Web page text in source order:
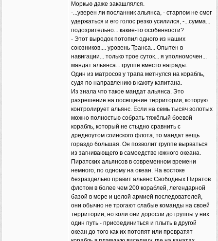
Моркью даже закашлялся.
-...уверен ли посланник альянса, - старпом не смог
удержаться и его голос резко усилился, -...сумма...
подозрительно... какие-то особенности?
- Этот выродок потопил одного из наших
союзников.... уровень Транса... Опытен в
навигации... только трое суток... я уполномочен...
мандат альянса... группе вместо награды.
Один из матросов у трапа метнулся на корабль,
судя по направлению в каюту капитана.
Из знала что такое мандат альянса. Это
разрешение на посещение территории, которую
контролирует альянс. Если на семь тысяч золотых
можно полностью собрать тяжёлый боевой
корабль, который не стыдно сравнить с
дредноутом соинского флота, то мандат вещь
гораздо большая. Он позволит группе вырваться
из загнивающего в самоедстве южного океана.
Пиратских альянсов в современном времени
немного, по одному на океан. На востоке
безраздельно правит альянс Свободных Пиратов
флотом в более чем 200 кораблей, легендарной
базой в море и целой армией последователей,
они обычно не трогают слабые команды на своей
территории, но коли они доросли до группы у них
один путь - присоединиться и плыть в другой
океан до того как их потопят или превратят